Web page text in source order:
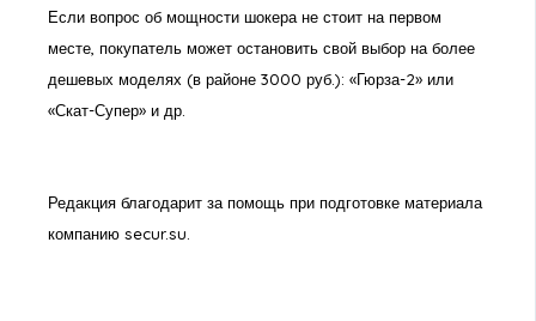
Если вопрос об мощности шокера не стоит на первом
месте, покупатель может остановить свой выбор на более
дешевых моделях (в районе 3000 руб.): «Гюрза-2» или
«Скат-Супер» и др.
Редакция благодарит за помощь при подготовке материала
компанию secur.su.